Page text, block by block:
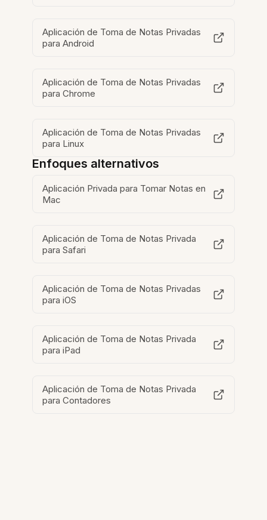
Aplicación de Toma de Notas Privadas
para Android
Aplicación de Toma de Notas Privadas
para Chrome
Aplicación de Toma de Notas Privadas
para Linux
Enfoques alternativos
Aplicación Privada para Tomar Notas en
Mac
Aplicación de Toma de Notas Privada
para Safari
Aplicación de Toma de Notas Privadas
para iOS
Aplicación de Toma de Notas Privada
para iPad
Aplicación de Toma de Notas Privada
para Contadores